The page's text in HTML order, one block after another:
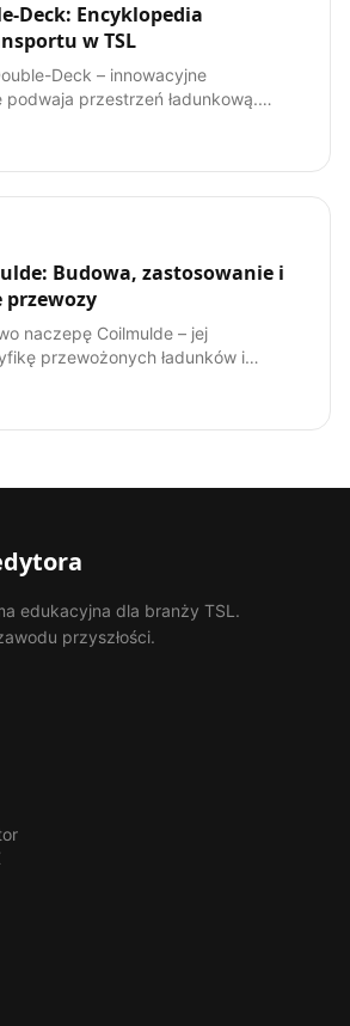
Deck: Encyklopedia
w TSL
Deck – innowacyjne
przestrzeń ładunkową.
są najlepiej przystosowane.
Budowa, zastosowanie i
przewozy
naczepę Coilmulde – jej
przewożonych ładunków i
edukacyjna dla branży TSL.
przyszłości.